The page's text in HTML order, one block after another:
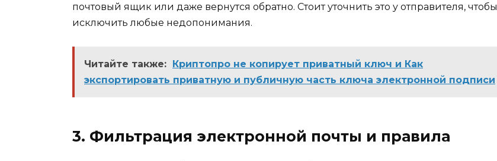
почтовый ящик или даже вернутся обратно. Стоит уточнить это у отправителя, чтобы
исключить любые недопонимания.
Читайте также: Криптопро не копирует приватный ключ и Как
экспортировать приватную и публичную часть ключа электронной подписи
3. Фильтрация электронной почты и правила